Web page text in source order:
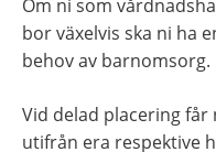
Om ni som
bor växelvis ska ni ha
behov av barnomsorg.
Vid delad placering
utifrån era respektive